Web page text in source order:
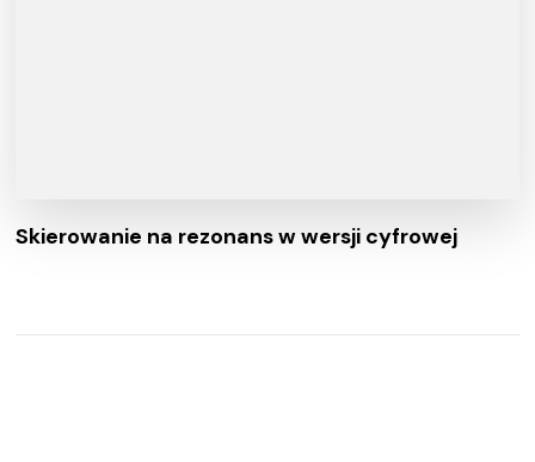
Skierowanie na rezonans w wersji cyfrowej